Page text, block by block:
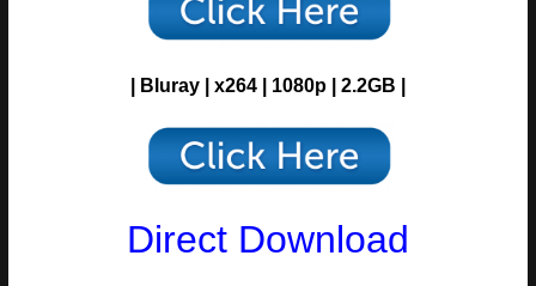
| Bluray | x264 | 1080p | 2.2GB |
Direct Download